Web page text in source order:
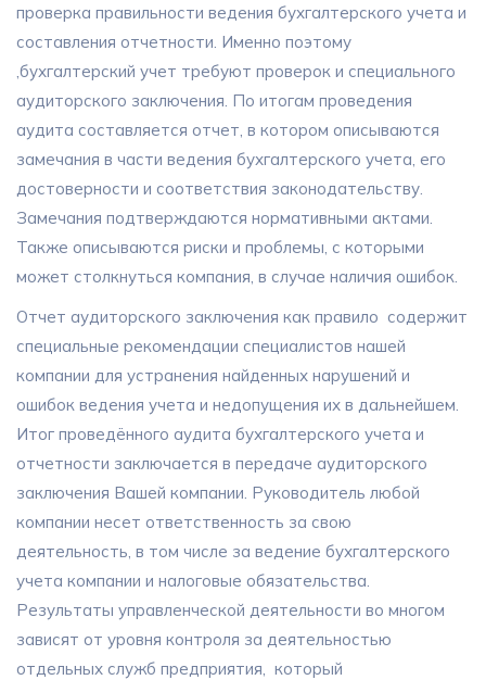
проверка правильности ведения бухгалтерского учета и
составления отчетности. Именно поэтому
,бухгалтерский учет требуют проверок и специального
аудиторского заключения. По итогам проведения
аудита составляется отчет, в котором описываются
замечания в части ведения бухгалтерского учета, его
достоверности и соответствия законодательству.
Замечания подтверждаются нормативными актами.
Также описываются риски и проблемы, с которыми
может столкнуться компания, в случае наличия ошибок.
Отчет аудиторского заключения как правило содержит
специальные рекомендации специалистов нашей
компании для устранения найденных нарушений и
ошибок ведения учета и недопущения их в дальнейшем.
Итог проведённого аудита бухгалтерского учета и
отчетности заключается в передаче аудиторского
заключения Вашей компании. Руководитель любой
компании несет ответственность за свою
деятельность, в том числе за ведение бухгалтерского
учета компании и налоговые обязательства.
Результаты управленческой деятельности во многом
зависят от уровня контроля за деятельностью
отдельных служб предприятия, который